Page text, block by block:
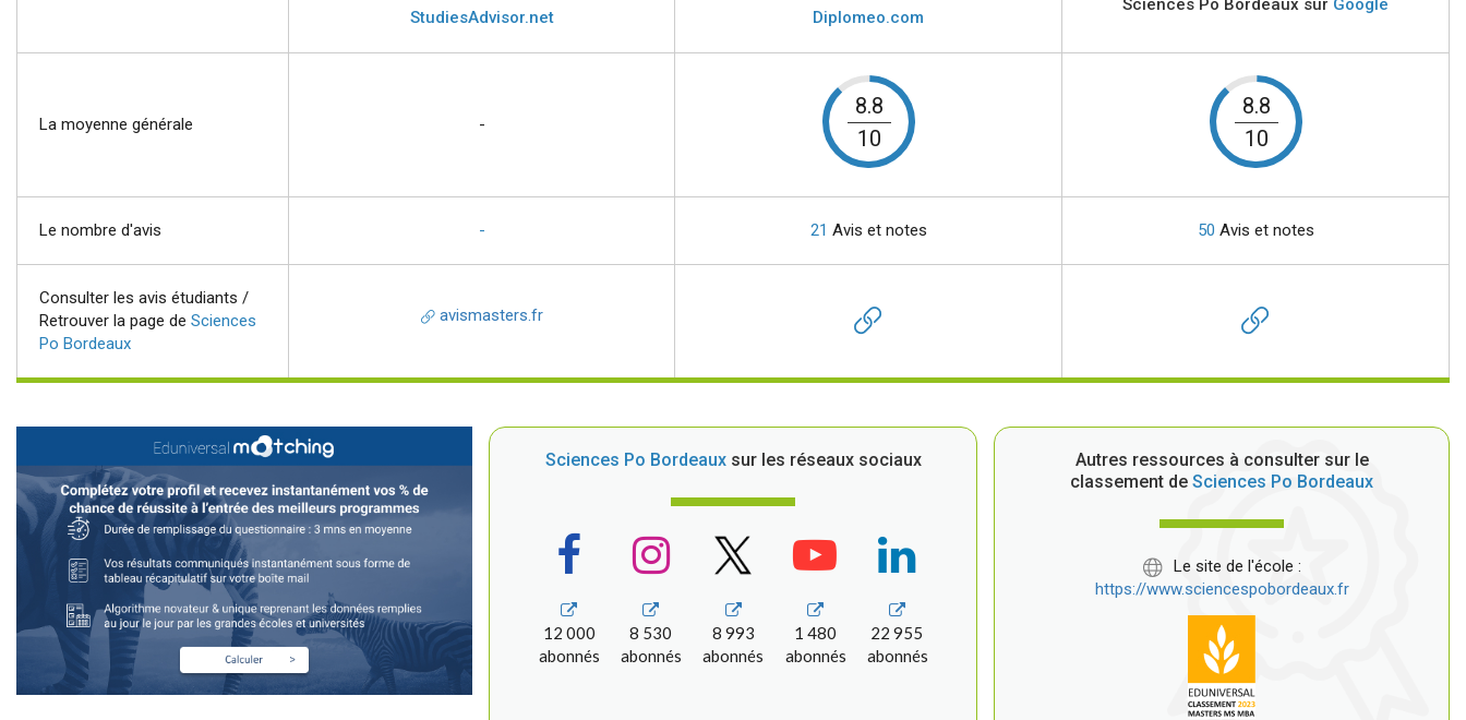
StudiesAdvisor.net
Diplomeo.com
Sciences Po Bordeaux sur Google
La moyenne générale -
8.8
10
8.8
10
Le nombre d'avis - 21 Avis et notes 50 Avis et notes
Consulter les avis étudiants /
Retrouver la page de Sciences
Po Bordeaux
avismasters.fr
Sciences Po Bordeaux sur les réseaux sociaux
12 000
abonnés
8 530
abonnés
8 993
abonnés
1 480
abonnés
22 955
abonnés
Autres ressources à consulter sur le
classement de Sciences Po Bordeaux
Le site de l'école :
https://www.sciencespobordeaux.fr